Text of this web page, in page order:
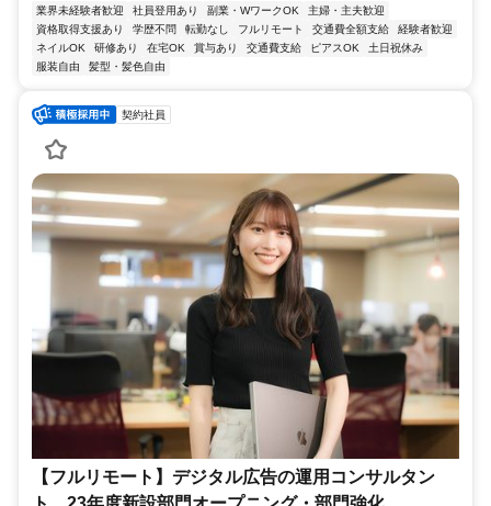
業界未経験者歓迎 社員登用あり 副業・WワークOK
主婦・主夫歓迎
資格取得支援あり
学歴不問 転勤なし フルリモート 交通費全額支給
経験者歓迎
ネイルOK
研修あり 在宅OK 賞与あり 交通費支給 ピアスOK
土日祝休み
服装自由
髪型・髪色自由
契約社員
【フルリモート】デジタル広告の運用コンサルタン